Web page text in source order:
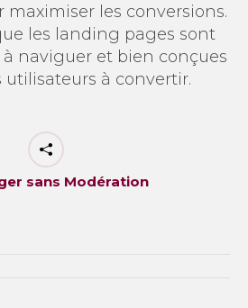
maximiser les conversions.
les landing pages sont
à naviguer et bien conçues
utilisateurs à convertir.
sans Modération